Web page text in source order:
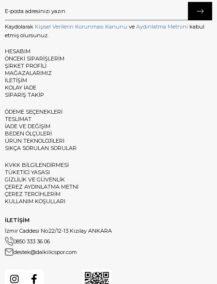
Kaydolarak Kişisel Verilerin Korunması Kanunu ve Aydınlatma Metnini kabul
etmiş olursunuz.
HESABIM
ÖNCEKİ SİPARİŞLERİM
ŞİRKET PROFİLİ
MAĞAZALARIMIZ
İLETİŞİM
KOLAY İADE
SİPARİŞ TAKİP
ÖDEME SEÇENEKLERİ
TESLİMAT
İADE VE DEĞİŞİM
BEDEN ÖLÇÜLERİ
ÜRÜN TEKNOLOJİLERİ
SIKÇA SORULAN SORULAR
KVKK BİLGİLENDİRMESİ
TÜKETİCİ YASASI
GİZLİLİK VE GÜVENLİK
ÇEREZ AYDINLATMA METNİ
ÇEREZ TERCİHLERİM
KULLANIM KOŞULLARI
İLETİŞİM
İzmir Caddesi No:22/12-13 Kızılay ANKARA
0850 333 36 06
destek@dalkilicspor.com